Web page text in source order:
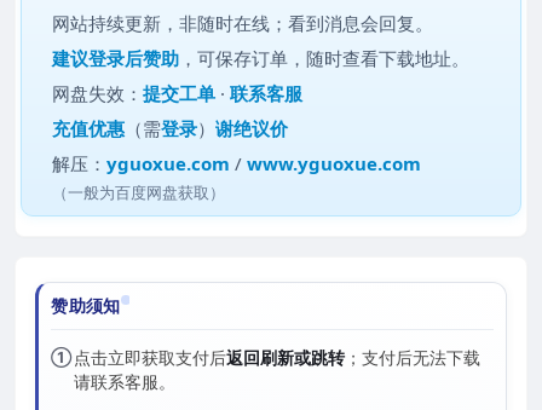
网站持续更新，非随时在线；看到消息会回复。
建议登录后赞助 ，可保存订单，随时查看下载地址。
网盘失效：提交工单 ·联系客服
充值优惠 （需登录）谢绝议价
解压：yguoxue.com /www.yguoxue.com
（一般为百度网盘获取）
赞助须知
①点击立即获取支付后返回刷新或跳转；支付后无法下载
请联系客服。